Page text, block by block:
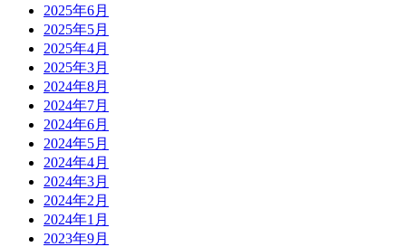
2025年6月
2025年5月
2025年4月
2025年3月
2024年8月
2024年7月
2024年6月
2024年5月
2024年4月
2024年3月
2024年2月
2024年1月
2023年9月